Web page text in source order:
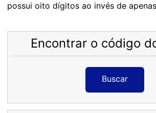
possui oito dígitos ao invés de
Encontrar o código
Buscar